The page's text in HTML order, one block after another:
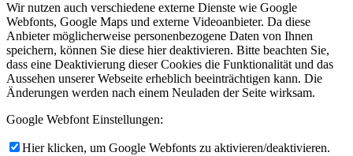
Wir nutzen auch verschiedene externe Dienste wie Google
Webfonts, Google Maps und externe Videoanbieter. Da diese
Anbieter möglicherweise personenbezogene Daten von Ihnen
speichern, können Sie diese hier deaktivieren. Bitte beachten Sie,
dass eine Deaktivierung dieser Cookies die Funktionalität und das
Aussehen unserer Webseite erheblich beeinträchtigen kann. Die
Änderungen werden nach einem Neuladen der Seite wirksam.
Google Webfont Einstellungen:
Hier klicken, um Google Webfonts zu aktivieren/deaktivieren.